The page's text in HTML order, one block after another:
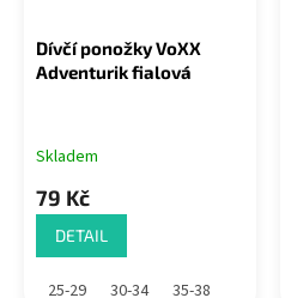
Dívčí ponožky VoXX
Adventurik fialová
Skladem
79 Kč
DETAIL
25-29 30-34 35-38